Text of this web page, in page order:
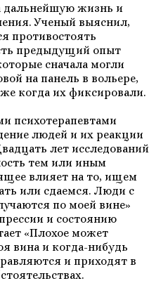
дальнейшую жизнь и
Ученый выяснил,
противостоять
предыдущий опыт
сначала могли
на панель в вольере,
когда их фиксировали.
психотерапевтами
людей и их реакции
лет исследований
тем или иным
влияет на то, ищем
или сдаемся. Люди с
по моей вине»
и состоянию
«Плохое может
вина и когда-нибудь
и приходят в